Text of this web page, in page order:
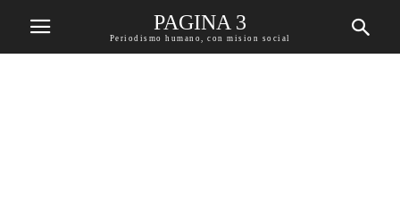
PAGINA 3
Periodismo humano, con mision social